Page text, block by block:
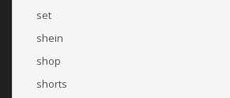
set
shein
shop
shorts